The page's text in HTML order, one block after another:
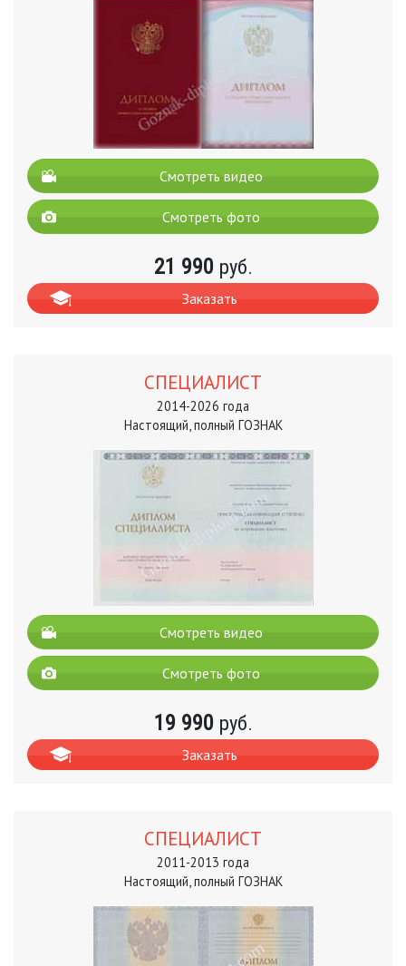
Смотреть видео
Смотреть фото
21 990 руб.
Заказать
СПЕЦИАЛИСТ
2014-2026 года
Настоящий, полный ГОЗНАК
Смотреть видео
Смотреть фото
19 990 руб.
Заказать
СПЕЦИАЛИСТ
2011-2013 года
Настоящий, полный ГОЗНАК